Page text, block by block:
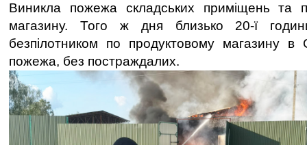
Виникла пожежа складських приміщень та
магазину. Того ж дня близько 20-ї
безпілотником по продуктовому магазину в
пожежа, без постраждалих.